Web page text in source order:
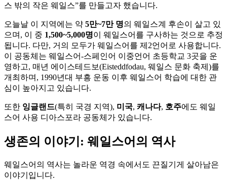
스 밖의 작은 웨일스”를 만들고자 했습니다.
오늘날 이 지역에는 약 5만~7만 명의 웨일스계 후손이 살고 있
으며, 이 중 1,500~5,000명이 웨일스어를 구사하는 것으로 추정
됩니다. 다만, 거의 모두가 웨일스어를 제2언어로 사용합니다.
이 공동체는 웨일스어-스페인어 이중언어 초등학교 3곳을 운
영하고, 매년 에이스테드보(Eisteddfodau, 웨일스 문화 축제)를
개최하며, 1990년대 부흥 운동 이후 웨일스어 학습에 대한 관
심이 높아지고 있습니다.
또한 잉글랜드(특히 국경 지역), 미국, 캐나다, 호주에도 웨일
스어 사용 디아스포라 공동체가 있습니다.
생존의 이야기: 웨일스어의 역사
웨일스어의 역사는 놀라운 역경 속에서도 끈질기게 살아남은
이야기입니다.